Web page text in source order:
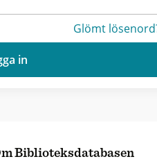
Glömt
in
Biblioteksdatabasen